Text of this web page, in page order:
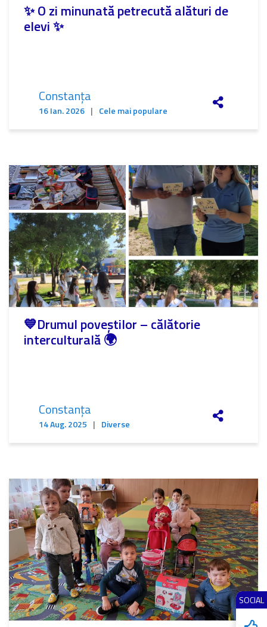
SOCIAL
✨ O zi minunată petrecută alături de
elevi ✨
Constanța
16 Ian. 2026 | Cele mai populare
💙Drumul poveștilor – călătorie
interculturală 🌍
Constanța
14 Aug. 2025 | Diverse